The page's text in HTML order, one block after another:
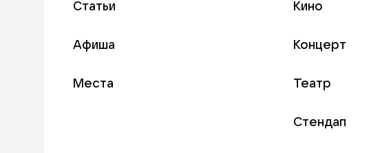
Статьи
Афиша
Места
Кино
Концерт
Театр
Стендап